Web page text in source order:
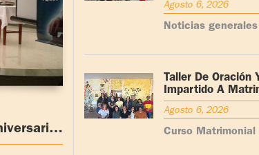
Agosto 6, 2026
Noticias generales
Taller De Oración
Impartido A
Agosto 6, 2026
Curso Matrimonial